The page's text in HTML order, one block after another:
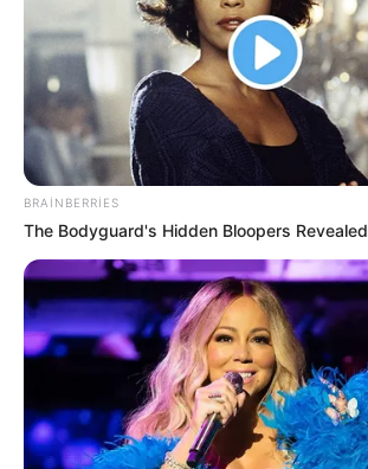
BRAINBERRIES
The Bodyguard's Hidden Bloopers Revealed